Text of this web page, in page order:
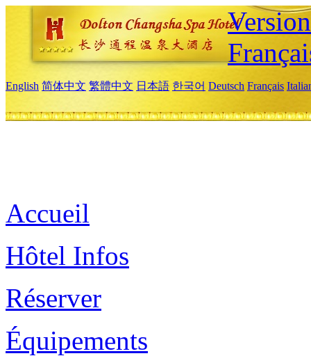
English 简体中文 繁體中文 日本語 한국어 Deutsch Français
Accueil
Hôtel Infos
Réserver
Équipements